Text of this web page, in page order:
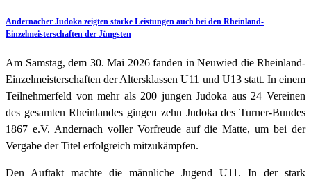
Andernacher Judoka zeigten starke Leistungen auch bei den Rheinland-
Einzelmeisterschaften der Jüngsten
Am Samstag, dem 30. Mai 2026 fanden in Neuwied die Rheinland-
Einzelmeisterschaften der Altersklassen U11 und U13 statt. In einem
Teilnehmerfeld von mehr als 200 jungen Judoka aus 24 Vereinen
des gesamten Rheinlandes gingen zehn Judoka des Turner-Bundes
1867 e.V. Andernach voller Vorfreude auf die Matte, um bei der
Vergabe der Titel erfolgreich mitzukämpfen.
Den Auftakt machte die männliche Jugend U11. In der stark